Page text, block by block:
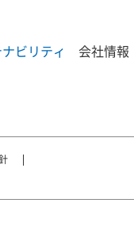
ビリティ 会社情報